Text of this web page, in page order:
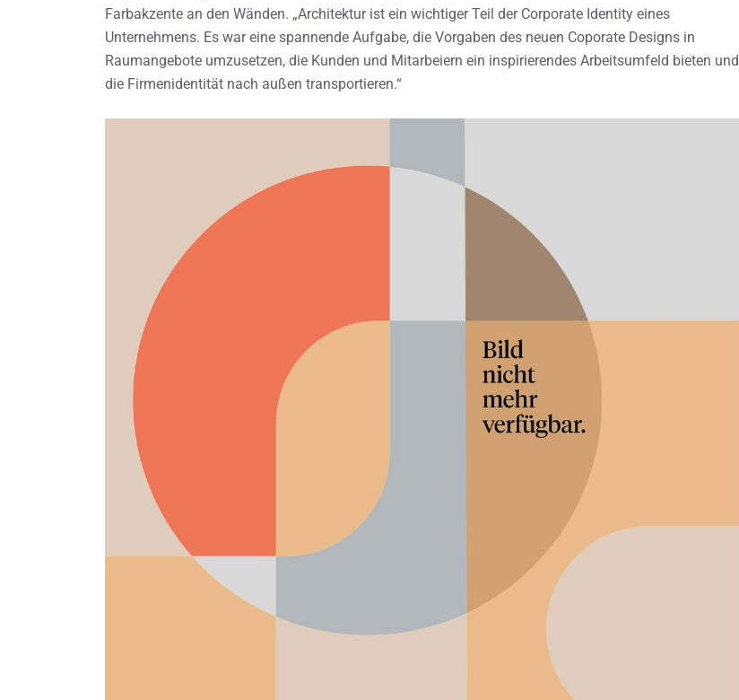
Farbakzente an den Wänden. „Architektur ist ein wichtiger Teil der Corporate Identity eines
Unternehmens. Es war eine spannende Aufgabe, die Vorgaben des neuen Coporate Designs in
Raumangebote umzusetzen, die Kunden und Mitarbeiern ein inspirierendes Arbeitsumfeld bieten und
die Firmenidentität nach außen transportieren.“